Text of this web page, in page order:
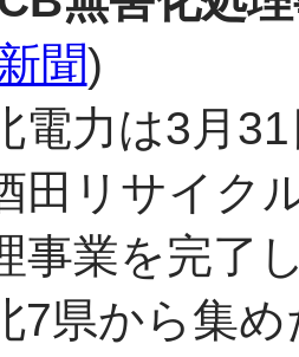
聞)
力は3月31
田リサイク
事業を完了
県から集め